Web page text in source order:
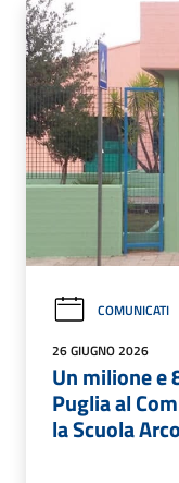
COMUNICATI
26 GIUGNO 2026
Un milione e
Puglia al
la Scuola